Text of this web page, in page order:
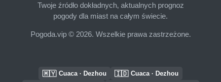
Twoje źródło dokładnych, aktualnych prognoz
pogody dla miast na całym świecie.
Pogoda.vip © 2026. Wszelkie prawa zastrzeżone.
🇲🇾 Cuaca · Dezhou 🇮🇩 Cuaca · Dezhou